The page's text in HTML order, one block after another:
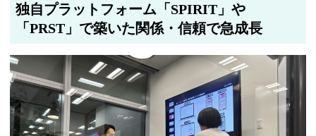
独自プラットフォーム「SPIRIT」や
「PRST」で築いた関係・信頼で急成長